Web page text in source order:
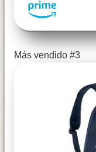
Más vendido #3